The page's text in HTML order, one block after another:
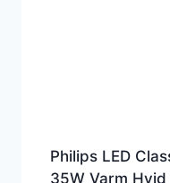
Philips LED
35W Varm